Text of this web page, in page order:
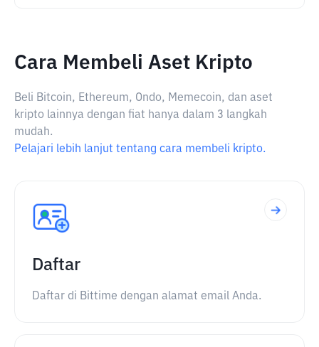
Cara Membeli Aset Kripto
Beli Bitcoin, Ethereum, Ondo, Memecoin, dan aset
kripto lainnya dengan fiat hanya dalam 3 langkah
mudah.
Pelajari lebih lanjut tentang cara membeli kripto.
Daftar
Daftar di Bittime dengan alamat email Anda.